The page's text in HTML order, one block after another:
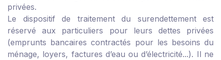
privées.
Le dispositif de traitement du surendettement est
réservé aux particuliers pour leurs dettes privées
(emprunts bancaires contractés pour les besoins du
ménage, loyers, factures d’eau ou d’électricité...). Il ne